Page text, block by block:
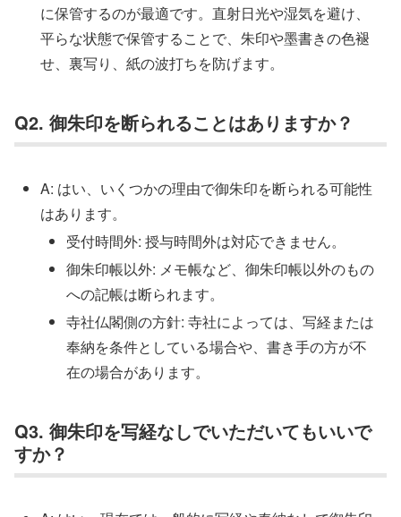
に保管するのが最適です。直射日光や湿気を避け、
平らな状態で保管することで、朱印や墨書きの色褪
せ、裏写り、紙の波打ちを防げます。
Q2. 御朱印を断られることはありますか？
A: はい、いくつかの理由で御朱印を断られる可能性
はあります。
受付時間外: 授与時間外は対応できません。
御朱印帳以外: メモ帳など、御朱印帳以外のもの
への記帳は断られます。
寺社仏閣側の方針: 寺社によっては、写経または
奉納を条件としている場合や、書き手の方が不
在の場合があります。
Q3. 御朱印を写経なしでいただいてもいいで
すか？